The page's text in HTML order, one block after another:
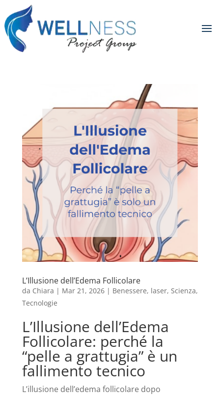
L’Illusione dell’Edema Follicolare
da Chiara | Mar 21, 2026| Benessere, laser, Scienza,
Tecnologie
L’Illusione dell’Edema
Follicolare: perché la
“pelle a grattugia” è un
fallimento tecnico
L’illusione dell’edema follicolare dopo